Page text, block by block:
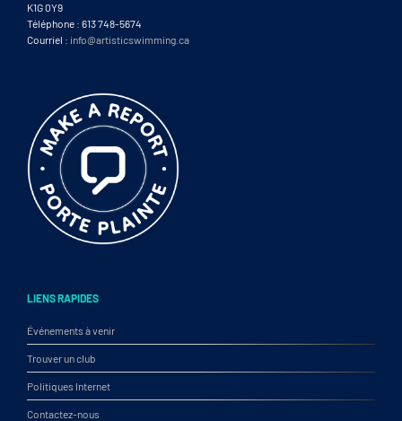
K1G 0Y9
Téléphone : 613 748-5674
Courriel : info@artisticswimming.ca
LIENS RAPIDES
Événements à venir
Trouver un club
Politiques Internet
Contactez-nous